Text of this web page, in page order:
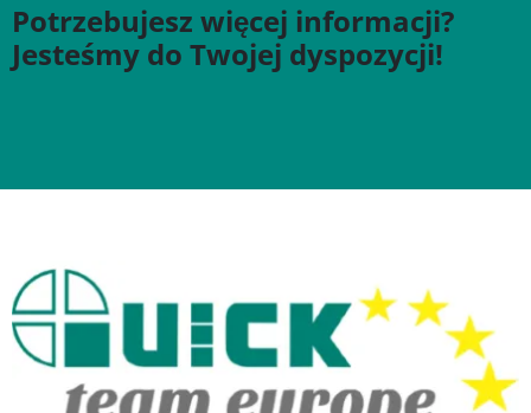
Potrzebujesz więcej informacji?
Jesteśmy do Twojej dyspozycji!